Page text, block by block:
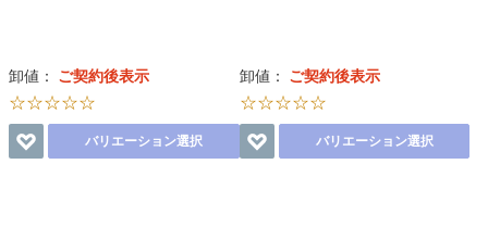
卸値： ご契約後表示
☆☆☆☆☆
バリエーション選択
卸値： ご契約後表示
☆☆☆☆☆
バリエーション選択